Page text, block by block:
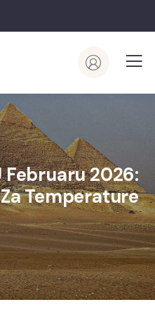
Februaru 2026:
Temperature